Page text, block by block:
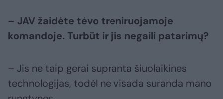
– JAV žaidėte tėvo treniruojamoje
komandoje. Turbūt ir jis negaili patarimų?
– Jis ne taip gerai supranta šiuolaikines
technologijas, todėl ne visada suranda mano